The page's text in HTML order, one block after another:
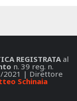
REGISTRATAal
n. 39 reg. n.
2021 | Direttore
Schinaia